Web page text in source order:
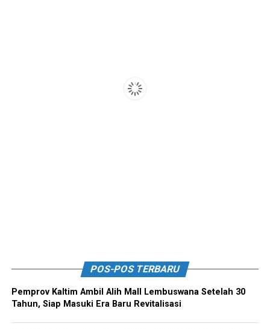
POS-POS TERBARU
Pemprov Kaltim Ambil Alih Mall Lembuswana Setelah 30
Tahun, Siap Masuki Era Baru Revitalisasi